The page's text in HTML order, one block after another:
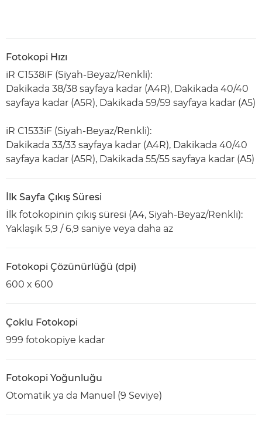
Fotokopi Hızı
iR C1538iF (Siyah-Beyaz/Renkli):
Dakikada 38/38 sayfaya kadar (A4R), Dakikada 40/40
sayfaya kadar (A5R), Dakikada 59/59 sayfaya kadar (A5)
iR C1533iF (Siyah-Beyaz/Renkli):
Dakikada 33/33 sayfaya kadar (A4R), Dakikada 40/40
sayfaya kadar (A5R), Dakikada 55/55 sayfaya kadar (A5)
İlk Sayfa Çıkış Süresi
İlk fotokopinin çıkış süresi (A4, Siyah-Beyaz/Renkli):
Yaklaşık 5,9 / 6,9 saniye veya daha az
Fotokopi Çözünürlüğü (dpi)
600 x 600
Çoklu Fotokopi
999 fotokopiye kadar
Fotokopi Yoğunluğu
Otomatik ya da Manuel (9 Seviye)